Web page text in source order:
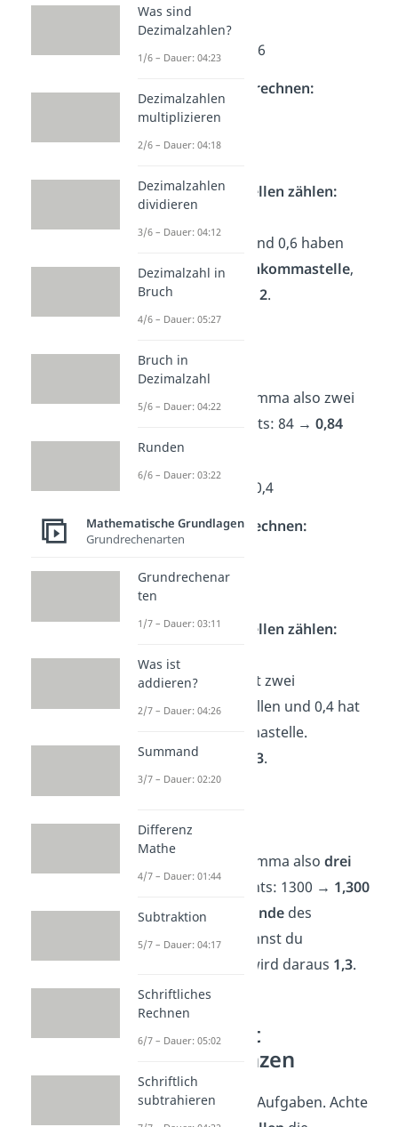
vor:
➡️ Beispiel 1:1,4 · 0,6
Ohne Kommas rechnen:
14 · 6 = 84
Nachkommastellen zählen:
und 0,6 haben
beide eine Nachkommastelle,
zusammen also 2.
Du setzt das Komma also zwei
Stellen von rechts: 84→ 0,84
3,25 · 0,4
Ohne Komma rechnen:
325 · 4 = 1300
Nachkommastellen zählen:
Die Zahl 3,25
hat zwei
Nachkommastellen und 0,4hat
eine Nachkommastelle.
Insgesamt also
3.
Du setzt das Komma also drei
von rechts: 1300 → 1,300
DieNullen am Endedes
Ergebnisses kannst du
weglassen. So wird daraus 1,3.
Übungen mit
Zehnerpotenzen
Löse die folgenden Aufgaben. Achte
Was sind
Dezimalzahlen?
1/6 – Dauer: 04:23
Dezimalzahlen
multiplizieren
2/6 – Dauer: 04:18
Dezimalzahlen
dividieren
3/6 – Dauer: 04:12
Dezimalzahl in
Bruch
4/6 – Dauer: 05:27
Bruch in
Dezimalzahl
5/6 – Dauer: 04:22
Runden
6/6 – Dauer: 03:22
Mathematische Grundlagen
Grundrechenarten
Grundrechenar
ten
1/7 – Dauer: 03:11
Was ist
addieren?
2/7 – Dauer: 04:26
Summand
3/7 – Dauer: 02:20
Differenz
Mathe
4/7 – Dauer: 01:44
Subtraktion
5/7 – Dauer: 04:17
Schriftliches
Rechnen
6/7 – Dauer: 05:02
Schriftlich
subtrahieren